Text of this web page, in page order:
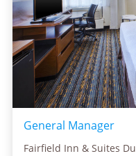
General Manager
Fairfield Inn & Suites